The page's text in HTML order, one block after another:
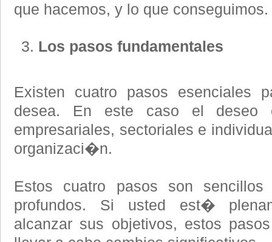
que hacemos, y lo que conseguimos.
Los pasos fundamentales
Existen cuatro pasos esenciales
desea. En este caso el deseo
empresariales, sectoriales e
organizaci�n.
Estos cuatro pasos son sencillos
profundos. Si usted est�
alcanzar sus objetivos, estos